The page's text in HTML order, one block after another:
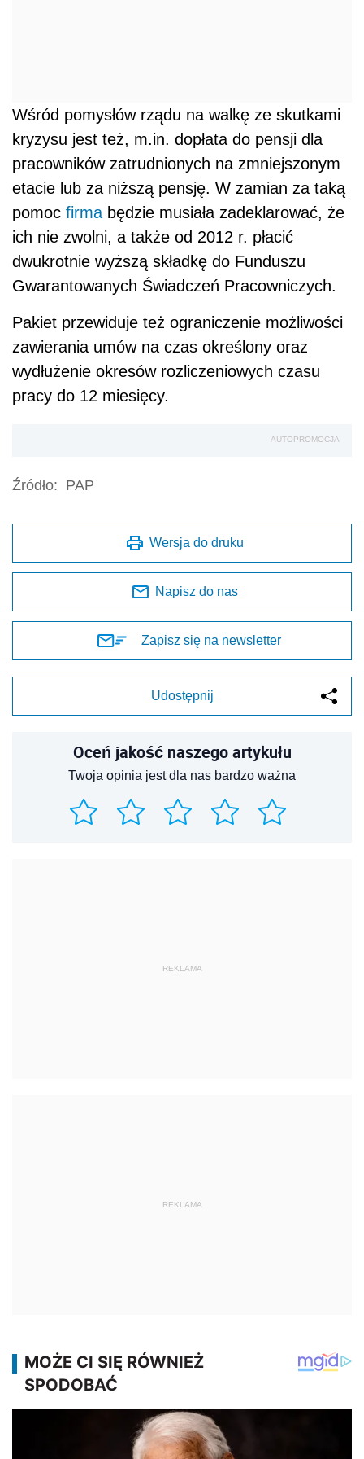
Wśród pomysłów rządu na walkę ze skutkami
kryzysu jest też, m.in. dopłata do pensji dla
pracowników zatrudnionych na zmniejszonym
etacie lub za niższą pensję. W zamian za taką
pomoc firma będzie musiała zadeklarować, że
ich nie zwolni, a także od 2012 r. płacić
dwukrotnie wyższą składkę do Funduszu
Gwarantowanych Świadczeń Pracowniczych.
Pakiet przewiduje też ograniczenie możliwości
zawierania umów na czas określony oraz
wydłużenie okresów rozliczeniowych czasu
pracy do 12 miesięcy.
AUTOPROMOCJA
Źródło: PAP
Wersja do druku
Napisz do nas
Zapisz się na newsletter
Udostępnij
Oceń jakość naszego artykułu
Twoja opinia jest dla nas bardzo ważna
REKLAMA
REKLAMA